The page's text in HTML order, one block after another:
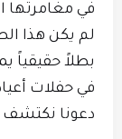
في مغامرتها
لم يكن هذا
بطلاً حقيقياً
في حفلات
دعونا نكتشف